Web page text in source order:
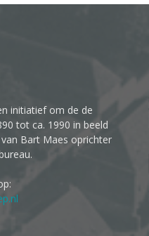
initiatief om de de
tot ca. 1990 in beeld
Bart Maes oprichter